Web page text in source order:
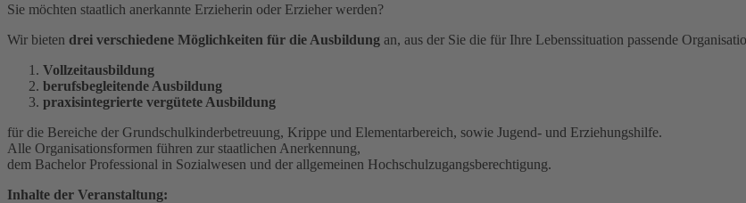
Sie möchten staatlich anerkannte Erzieherin oder Erzieher werden?
Wir bieten drei verschiedene Möglichkeiten für die Ausbildung an, aus der Sie die für Ihre Lebenssituation passende
Vollzeitausbildung
berufsbegleitende Ausbildung
praxisintegrierte vergütete Ausbildung
für die Bereiche der Grundschulkinderbetreuung, Krippe und Elementarbereich, sowie Jugend- und Erziehungshilfe.
Alle Organisationsformen führen zur staatlichen Anerkennung,
dem Bachelor Professional in Sozialwesen und der allgemeinen Hochschulzugangsberechtigung.
Inhalte der Veranstaltung: